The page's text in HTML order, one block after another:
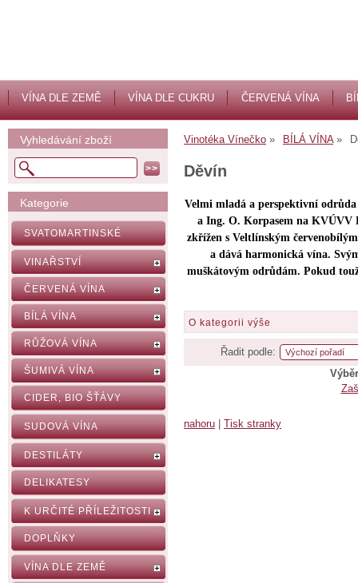
VÍNA DLE ZEMĚ VÍNA DLE CUKRU ČERVENÁ VÍNA
Vinotéka Vínečko BÍLÁ VÍNA
Děvín
Velmi mladá a perspektivní
a Ing. O. Korpasem na KVÚVV
zkřížen s Veltlínským
a dává harmonická vína.
muškátovým odrůdám. Pokud
O kategorii výše
Řadit podle:
nahoru Tisk stranky
Vyhledávání zboží
Kategorie
SVATOMARTINSKÉ
VINAŘSTVÍ
ČERVENÁ VÍNA
BÍLÁ VÍNA
RŮŽOVÁ VÍNA
ŠUMIVÁ VÍNA
CIDER, BIO ŠŤÁVY
SUDOVÁ VÍNA
DESTILÁTY
DELIKATESY
K URČITÉ PŘÍLEŽITOSTI
DOPLŇKY
VÍNA DLE ZEMĚ